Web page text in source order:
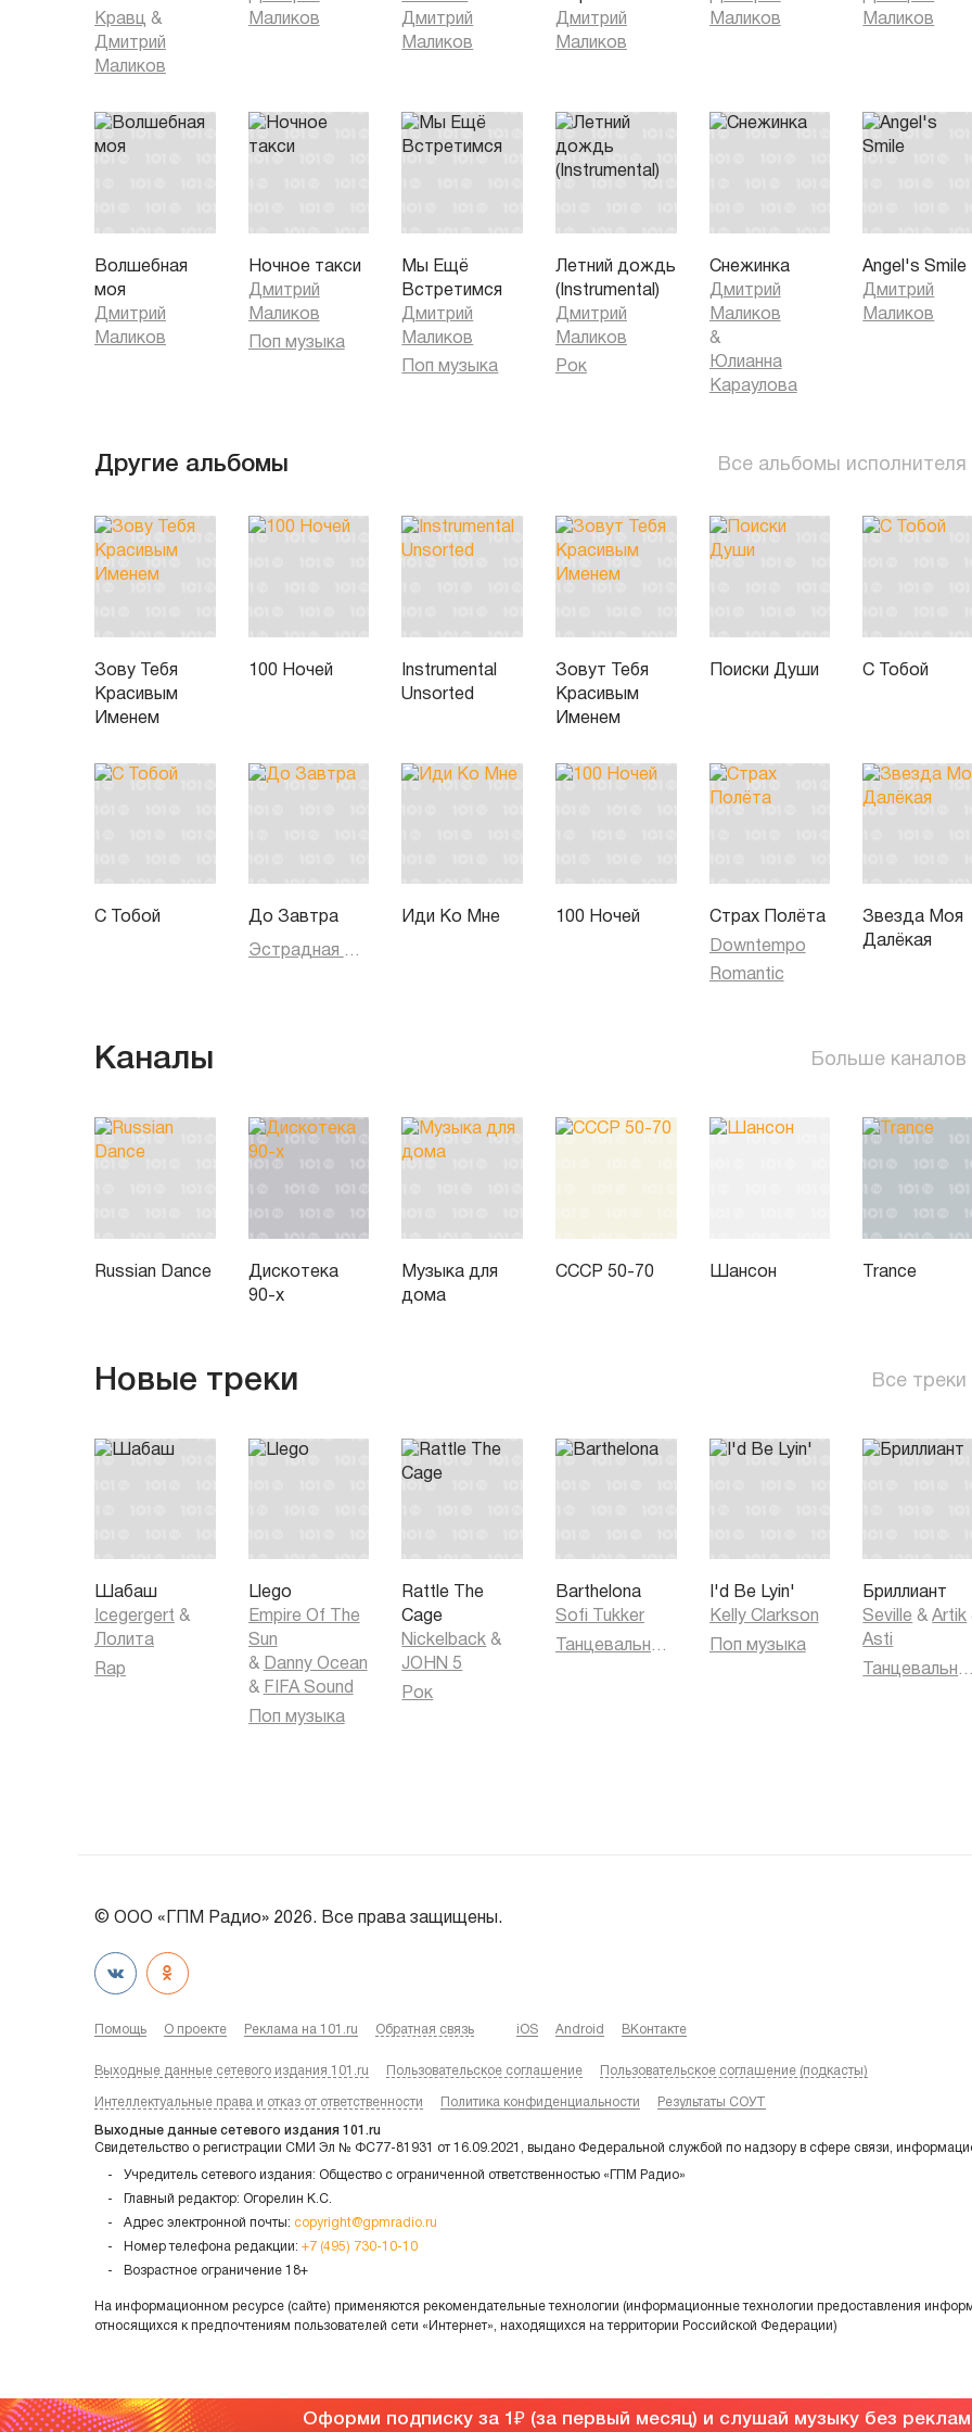
Кравц &
Дмитрий
Маликов
Маликов
Дмитрий
Маликов
Дмитрий
Маликов
Маликов
Маликов
Волшебная
моя
Дмитрий
Маликов
Ночное такси
Дмитрий
Маликов
Поп музыка
Мы Ещё
Встретимся
Дмитрий
Маликов
Поп музыка
Летний дождь
(Instrumental)
Дмитрий
Маликов
Рок
Снежинка
Дмитрий
Маликов
&
Юлианна
Караулова
Angel's Smile
Дмитрий
Маликов
Другие альбомы Все альбомы исполнителя
Зову Тебя
Красивым
Именем
100 Ночей
Instrumental
Unsorted
Зовут Тебя
Красивым
Именем
Поиски Души С Тобой
С Тобой До Завтра
Эстрадная музыка
Иди Ко Мне 100 Ночей
Страх Полёта
Downtempo
Romantic
Звезда Моя
Далёкая
Каналы Больше каналов
Russian Dance
Дискотека
90-х
Музыка для
дома
СССР 50-70 Шансон Trance
Новые треки Все треки
Шабаш
Icegergert &
Лолита
Rap
Llego
Empire Of The
Sun
& Danny Ocean
& FIFA Sound
Поп музыка
Rattle The
Cage
Nickelback &
JOHN 5
Рок
Barthelona
Sofi Tukker
Танцевальная музыка
I'd Be Lyin'
Kelly Clarkson
Поп музыка
Бриллиант
Seville &Artik
Asti
Танцевальная музыка
© ООО «ГПМ Радио» 2026. Все права защищены.
Помощь О проекте Реклама на 101.ru Обратная связь iOS Android ВКонтакте
Выходные данные сетевого издания 101.ru Пользовательское соглашение Пользовательское соглашение (подкасты)
Интеллектуальные права и отказ от ответственности Политика конфиденциальности Результаты СОУТ
Выходные данные сетевого издания 101.ru
Свидетельство о регистрации СМИ Эл № ФС77-81931 от 16.09.2021, выдано Федеральной службой по надзору в сфере связи,
Учредитель сетевого издания: Общество с ограниченной ответственностью «ГПМ Радио»
Главный редактор: Огорелин К.С.
Адрес электронной почты: copyright@gpmradio.ru
Номер телефона редакции: +7 (495) 730-10-10
Возрастное ограничение 18+
На информационном ресурсе (сайте) применяются рекомендательные технологии (информационные технологии предоставления
относящихся к предпочтениям пользователей сети «Интернет», находящихся на территории Российской Федерации)
Оформи подписку за 1 (за первый месяц) и слушай музыку без